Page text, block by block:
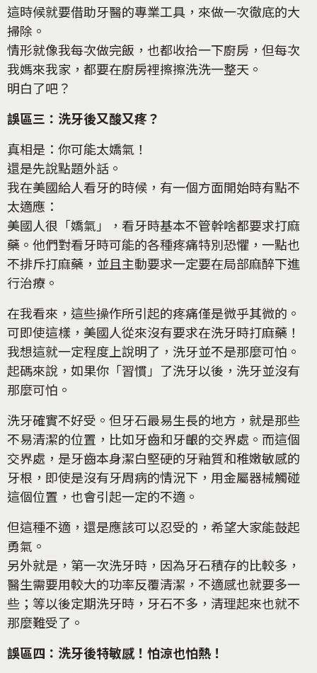
這時候就要借助牙醫的專業工具，來做一次徹底的大
掃除。
情形就像我每次做完飯，也都收拾一下廚房，但每次
我媽來我家，都要在廚房裡擦擦洗洗一整天。
明白了吧？
誤區三：洗牙後又酸又疼？
真相是：你可能太嬌氣！
還是先說點題外話。
我在美國給人看牙的時候，有一個方面開始時有點不
太適應：
美國人很「嬌氣」，看牙時基本不管幹啥都要求打麻
藥。他們對看牙時可能的各種疼痛特別恐懼，一點也
不排斥打麻藥，並且主動要求一定要在局部麻醉下進
行治療。
在我看來，這些操作所引起的疼痛僅是微乎其微的。
可即使這樣，美國人從來沒有要求在洗牙時打麻藥！
我想這就一定程度上說明了，洗牙並不是那麼可怕。
起碼來說，如果你「習慣」了洗牙以後，洗牙並沒有
那麼可怕。
洗牙確實不好受。但牙石最易生長的地方，就是那些
不易清潔的位置，比如牙齒和牙齦的交界處。而這個
交界處，是牙齒本身潔白堅硬的牙釉質和稚嫩敏感的
牙根，即使是沒有牙周病的情況下，用金屬器械觸碰
這個位置，也會引起一定的不適。
但這種不適，還是應該可以忍受的，希望大家能鼓起
勇氣。
另外就是，第一次洗牙時，因為牙石積存的比較多，
醫生需要用較大的功率反覆清潔，不適感也就要多一
些；等以後定期洗牙時，牙石不多，清理起來也就不
那麼難受了。
誤區四：洗牙後特敏感！怕涼也怕熱！